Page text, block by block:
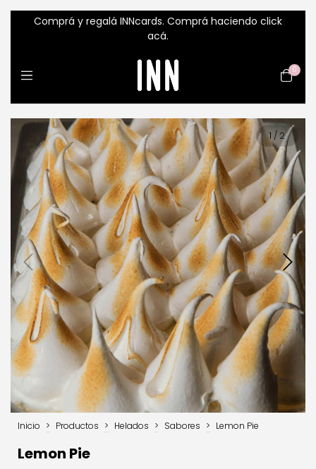
Comprá y regalá INNcards. Comprá haciendo click
acá.
0
1 / 2
Inicio > Productos > Helados > Sabores > Lemon Pie
Lemon Pie